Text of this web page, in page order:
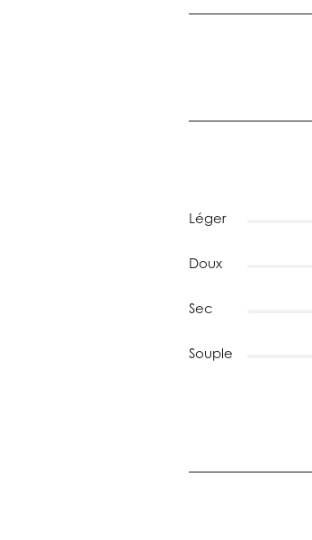
Léger
Doux
Sec
Souple